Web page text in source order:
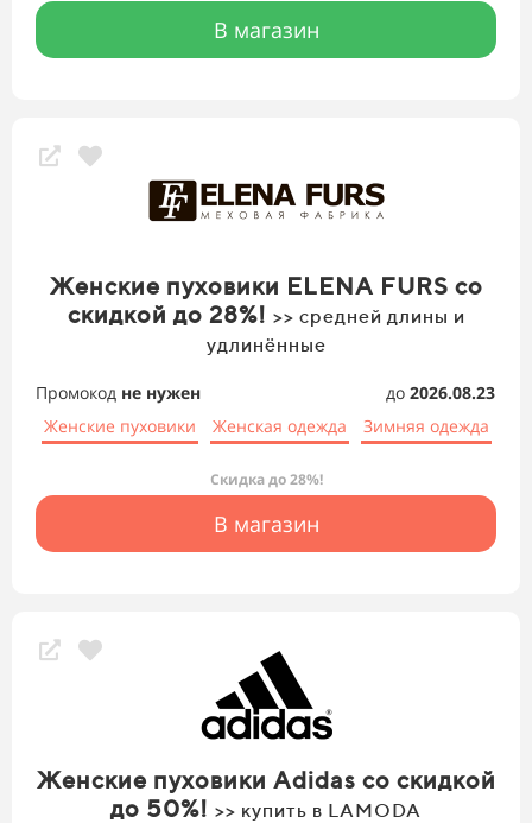
В магазин
Женские пуховики ELENA FURS со
скидкой до 28%! >> средней длины и
удлинённые
Промокод не нужен до 2026.08.23
Женские пуховики
Женская одежда Зимняя одежда
Скидка до 28%!
В магазин
Женские пуховики Adidas со скидкой
до 50%! >> купить в LAMODA